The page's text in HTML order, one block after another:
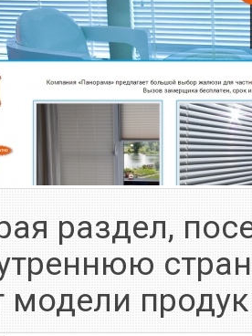
раздел,
модели